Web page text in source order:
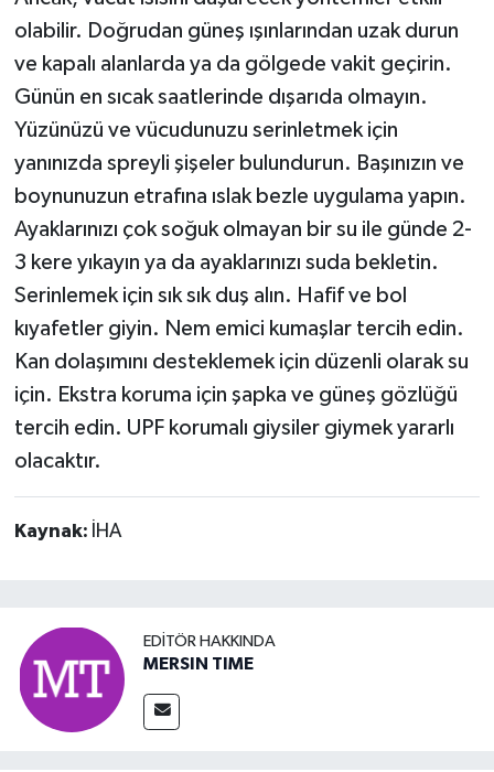
olabilir. Doğrudan güneş ışınlarından uzak durun
ve kapalı alanlarda ya da gölgede vakit geçirin.
Günün en sıcak saatlerinde dışarıda olmayın.
Yüzünüzü ve vücudunuzu serinletmek için
yanınızda spreyli şişeler bulundurun. Başınızın ve
boynunuzun etrafına ıslak bezle uygulama yapın.
Ayaklarınızı çok soğuk olmayan bir su ile günde 2-
3 kere yıkayın ya da ayaklarınızı suda bekletin.
Serinlemek için sık sık duş alın. Hafif ve bol
kıyafetler giyin. Nem emici kumaşlar tercih edin.
Kan dolaşımını desteklemek için düzenli olarak su
için. Ekstra koruma için şapka ve güneş gözlüğü
tercih edin. UPF korumalı giysiler giymek yararlı
olacaktır.
Kaynak: İHA
EDITÖR HAKKINDA
MERSIN TIME